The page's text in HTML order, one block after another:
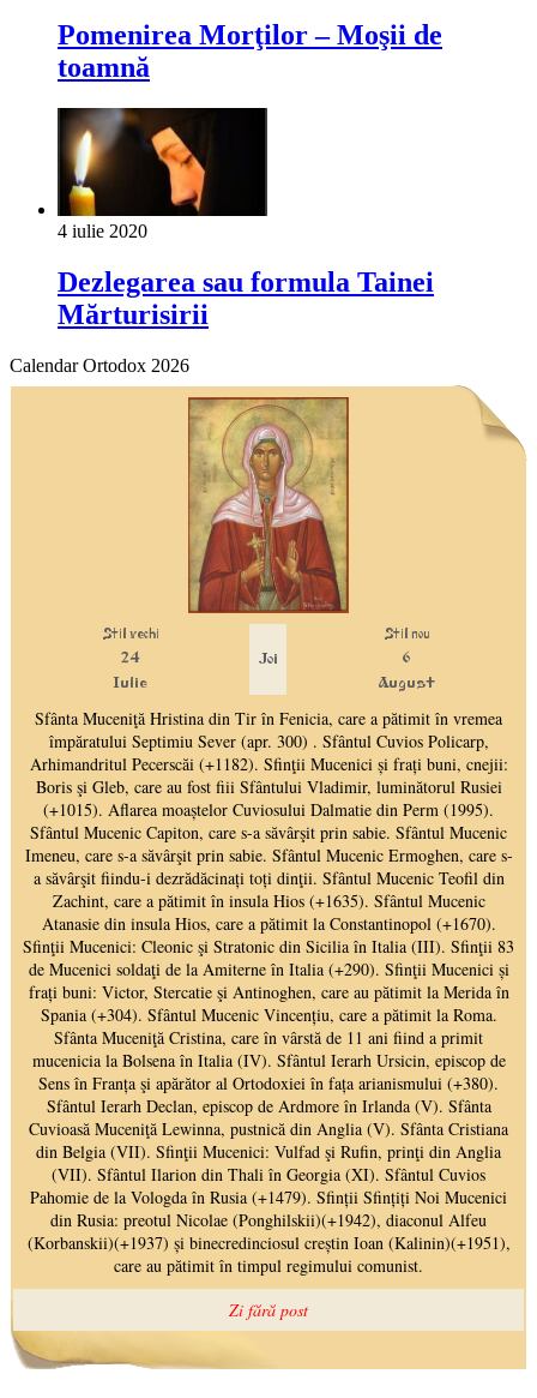
Pomenirea Morţilor – Moşii de
toamnă
4 iulie 2020
Dezlegarea sau formula Tainei
Mărturisirii
Calendar Ortodox 2026